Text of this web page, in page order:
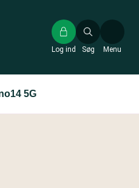
Søg
Log ind Menu
5G